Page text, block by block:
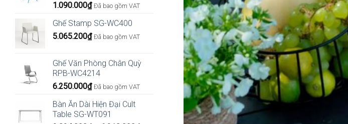
1.090.000₫ Đã bao gồm VAT
Ghế Stamp SG-WC400
5.065.200₫ Đã bao gồm VAT
Ghế Văn Phòng Chân Quỳ
RPB-WC4214
6.250.000₫ Đã bao gồm VAT
Bàn Ăn Dài Hiện Đại Cult
Table SG-WT091